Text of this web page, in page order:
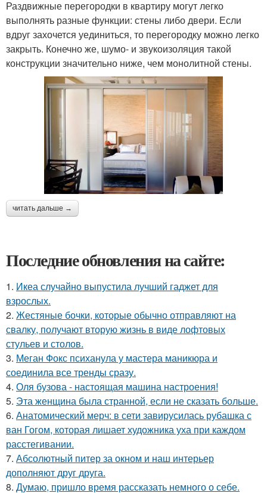
Раздвижные перегородки в квартиру могут легко
выполнять разные функции: стены либо двери. Если
вдруг захочется уединиться, то перегородку можно легко
закрыть. Конечно же, шумо- и звукоизоляция такой
конструкции значительно ниже, чем монолитной стены.
читать дальше →
Последние обновления на сайте:
1. Икеа случайно выпустила лучший гаджет для
взрослых.
2. Жестяные бочки, которые обычно отправляют на
свалку, получают вторую жизнь в виде лофтовых
стульев и столов.
3. Меган Фокс психанула у мастера маникюра и
соединила все тренды сразу.
4. Оля бузова - настоящая машина настроения!
5. Эта женщина была странной, если не сказать больше.
6. Анатомический мерч: в сети завирусилась рубашка с
ван Гогом, которая лишает художника уха при каждом
расстегивании.
7. Абсолютный питер за окном и наш интерьер
дополняют друг друга.
8. Думаю, пришло время рассказать немного о себе.